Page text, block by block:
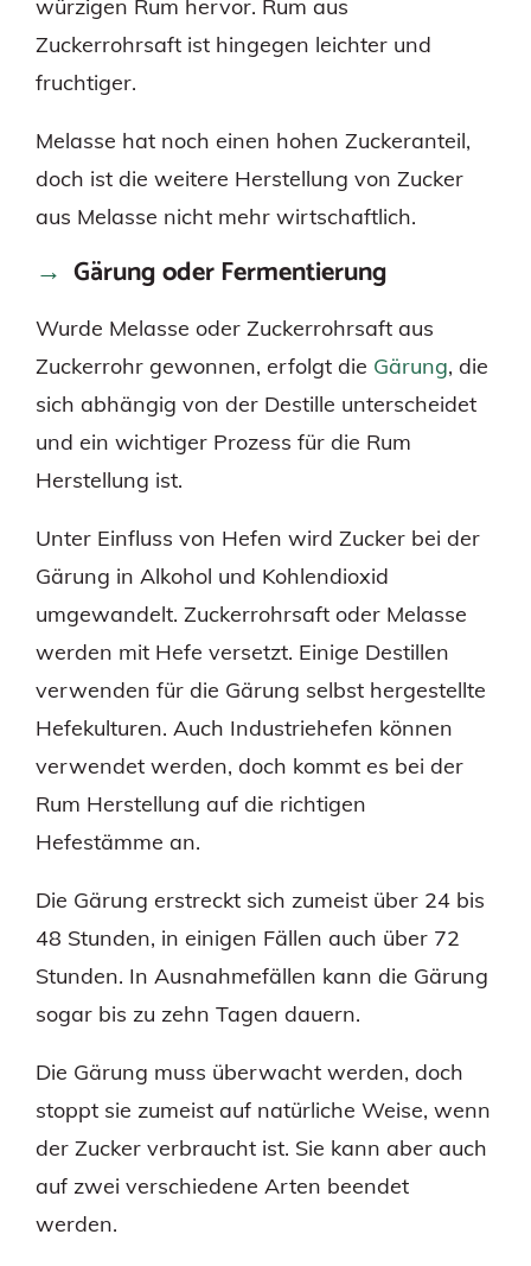
würzigen Rum hervor. Rum aus
Zuckerrohrsaft ist hingegen leichter und
fruchtiger.
Melasse hat noch einen hohen Zuckeranteil,
doch ist die weitere Herstellung von Zucker
aus Melasse nicht mehr wirtschaftlich.
Gärung oder Fermentierung
Wurde Melasse oder Zuckerrohrsaft aus
Zuckerrohr gewonnen, erfolgt die Gärung, die
sich abhängig von der Destille unterscheidet
und ein wichtiger Prozess für die Rum
Herstellung ist.
Unter Einfluss von Hefen wird Zucker bei der
Gärung in Alkohol und Kohlendioxid
umgewandelt. Zuckerrohrsaft oder Melasse
werden mit Hefe versetzt. Einige Destillen
verwenden für die Gärung selbst hergestellte
Hefekulturen. Auch Industriehefen können
verwendet werden, doch kommt es bei der
Rum Herstellung auf die richtigen
Hefestämme an.
Die Gärung erstreckt sich zumeist über 24 bis
48 Stunden, in einigen Fällen auch über 72
Stunden. In Ausnahmefällen kann die Gärung
sogar bis zu zehn Tagen dauern.
Die Gärung muss überwacht werden, doch
stoppt sie zumeist auf natürliche Weise, wenn
der Zucker verbraucht ist. Sie kann aber auch
auf zwei verschiedene Arten beendet
werden.